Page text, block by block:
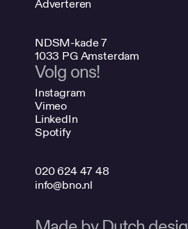
Adverteren
NDSM-kade 7
1033 PG Amsterdam
Volg ons!
Instagram
Vimeo
LinkedIn
Spotify
020 624 47 48
info@bno.nl